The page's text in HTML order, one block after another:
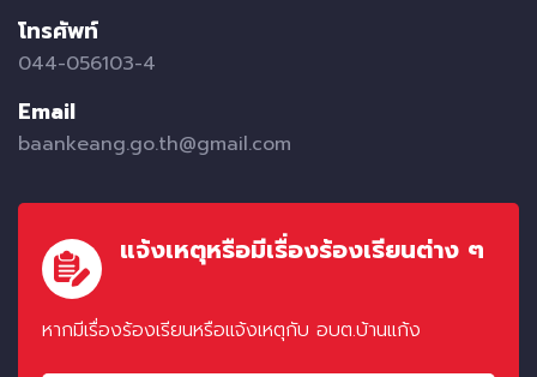
โทรศัพท์
044-056103-4
Email
baankeang.go.th@gmail.com
แจ้งเหตุหรือมีเรื่องร้องเรียนต่าง ๆ
หากมีเรื่องร้องเรียนหรือแจ้งเหตุกับ อบต.บ้านแก้ง